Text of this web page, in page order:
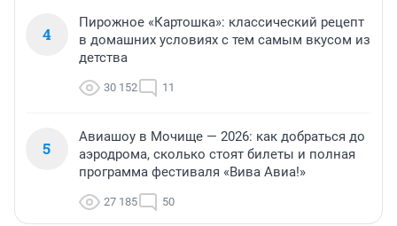
4
Пирожное «Картошка»: классический рецепт
в домашних условиях с тем самым вкусом из
детства
30 152 11
5
Авиашоу в Мочище — 2026: как добраться до
аэродрома, сколько стоят билеты и полная
программа фестиваля «Вива Авиа!»
27 185 50